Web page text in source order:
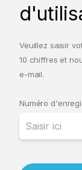
Veuillez saisir
10 chiffres et
e-mail.
Numéro